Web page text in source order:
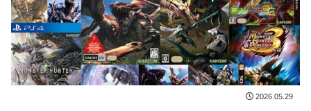
2026.05.29